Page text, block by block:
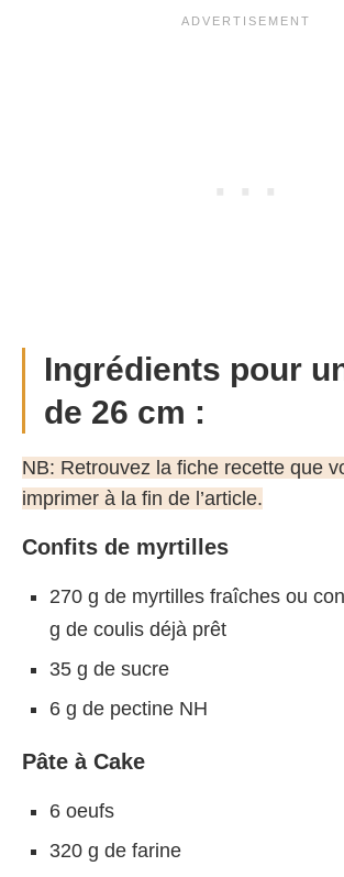
Ingrédients pour
de 26 cm :
NB: Retrouvez la fiche recette que
imprimer à la fin de l’article.
Confits de myrtilles
270 g de myrtilles fraîches ou
g de coulis déjà prêt
35 g de sucre
6 g de pectine NH
Pâte à Cake
6 oeufs
320 g de farine